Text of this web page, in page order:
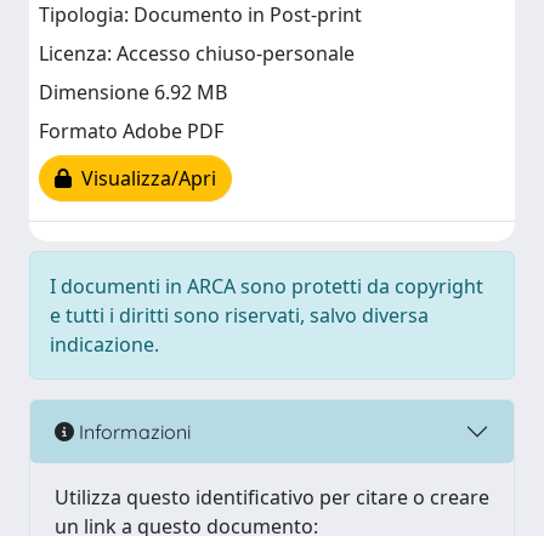
Tipologia: Documento in Post-print
Licenza: Accesso chiuso-personale
Dimensione 6.92 MB
Formato Adobe PDF
Visualizza/Apri
I documenti in ARCA sono protetti da copyright
e tutti i diritti sono riservati, salvo diversa
indicazione.
Informazioni
Utilizza questo identificativo per citare o creare
un link a questo documento: